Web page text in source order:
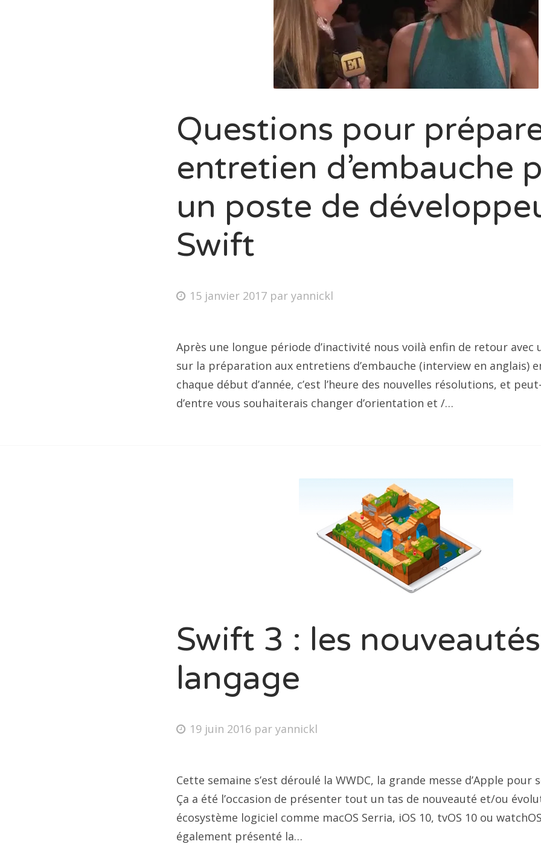
Questions pour
entretien d’embauche
un poste de
Swift
15 janvier 2017 paryannickl
Après une longue période d’inactivité nous voilà enfin de retour avec
sur la préparation aux entretiens d’embauche (interview en anglais)
chaque début d’année, c’est l’heure des nouvelles résolutions, et
d’entre vous souhaiterais changer d’orientation et /…
Swift 3 : les
langage
19 juin 2016 paryannickl
Cette semaine s’est déroulé la WWDC, la grande messe d’Apple pour
Ça a été l’occasion de présenter tout un tas de nouveauté et/ou
écosystème logiciel comme macOS Serria, iOS 10, tvOS 10 ou
également présenté la…